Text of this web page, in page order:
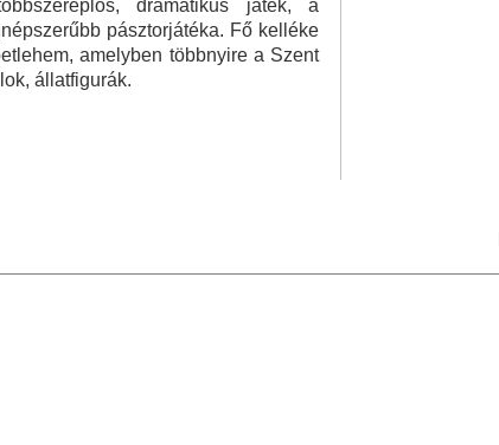
dramatikus játék, a
pásztorjátéka. Fő kelléke
amelyben többnyire a Szent
állatfigurák.